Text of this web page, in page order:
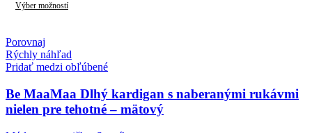
Výber možností
Porovnaj
Rýchly náhľad
Pridať medzi obľúbené
Be MaaMaa Dlhý kardigan s naberanými rukávmi
nielen pre tehotné – mätový